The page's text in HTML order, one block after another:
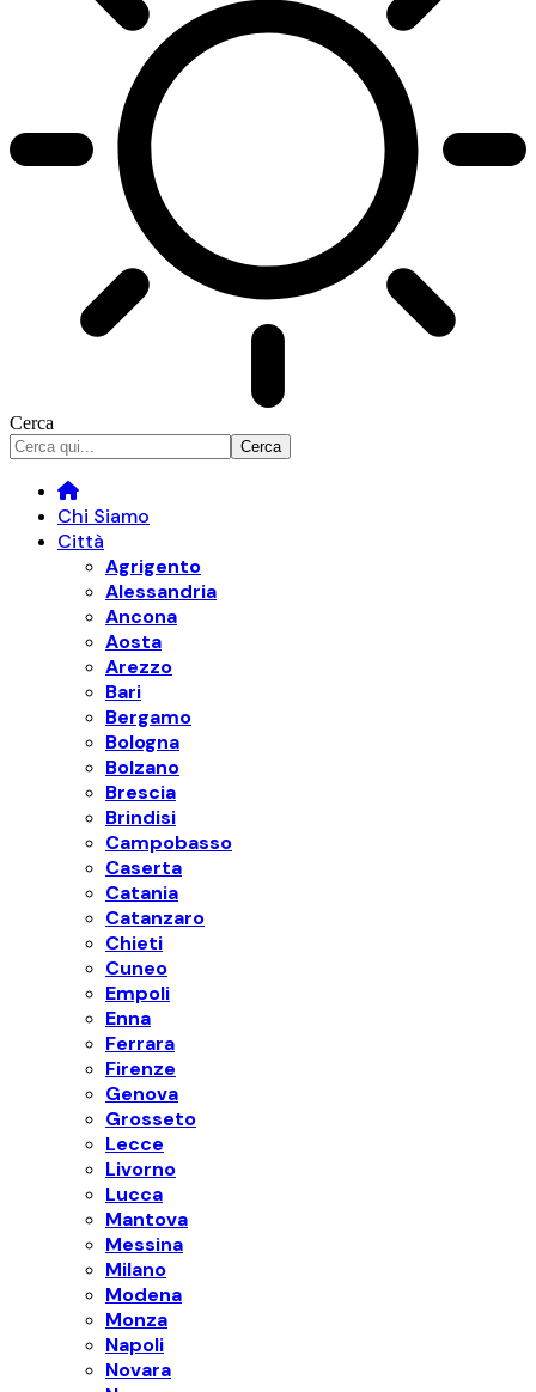
Cerca
Chi Siamo
Città
Agrigento
Alessandria
Ancona
Aosta
Arezzo
Bari
Bergamo
Bologna
Bolzano
Brescia
Brindisi
Campobasso
Caserta
Catania
Catanzaro
Chieti
Cuneo
Empoli
Enna
Ferrara
Firenze
Genova
Grosseto
Lecce
Livorno
Lucca
Mantova
Messina
Milano
Modena
Monza
Napoli
Novara